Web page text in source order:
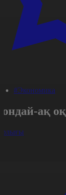
#Экономика
ақ